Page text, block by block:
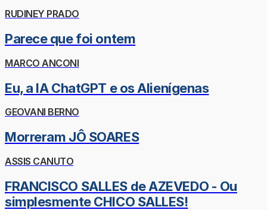
RUDINEY PRADO
Parece que foi ontem
MARCO ANCONI
Eu, a IA ChatGPT e os Alienígenas
GEOVANI BERNO
Morreram JÔ SOARES
ASSIS CANUTO
FRANCISCO SALLES de AZEVEDO - Ou
simplesmente CHICO SALLES!